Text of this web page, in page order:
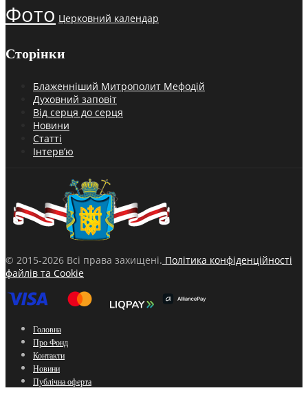
Фото Церковний календар
Сторінки
Блаженніший Митрополит Мефодій
Духовний заповіт
Від серця до серця
Новини
Статті
Інтерв’ю
© 2015-2026 Всі права захищені. Політика конфіденційності
файлів та Cookie
Головна
Про Фонд
Контакти
Новини
Публічна оферта